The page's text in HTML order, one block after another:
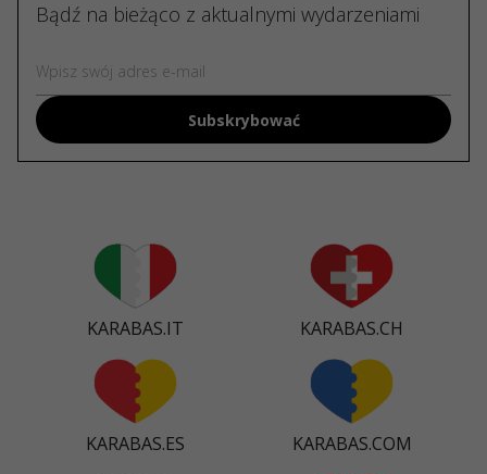
Bądź na bieżąco z aktualnymi wydarzeniami
Subskrybować
KARABAS.IT KARABAS.CH
KARABAS.ES KARABAS.COM